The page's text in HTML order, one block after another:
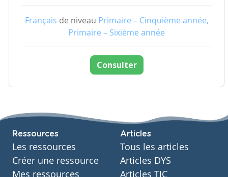
Français de niveau Primaire – Cinquième année,
Primaire – Sixième année
Consulter
Ressources
Les ressources
Créer une ressource
Mes ressources
Articles
Tous les articles
Articles DYS
Articles TIC